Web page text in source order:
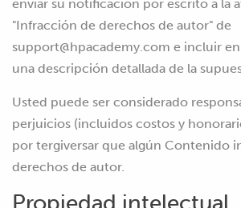
enviar su notificación por escrito a la
"Infracción de derechos de autor" de
support@hpacademy.com e incluir
una descripción detallada de la
Usted puede ser considerado
perjuicios (incluidos costos y
por tergiversar que algún Contenido
derechos de autor.
Propiedad intelectual